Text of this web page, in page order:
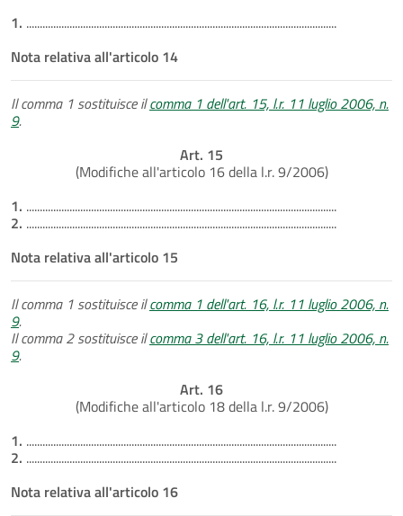
1. ...................................................................................................................
Nota relativa all'articolo 14
Il comma 1 sostituisce ilcomma 1 dell'art. 15, l.r. 11 luglio 2006, n.
9.
Art. 15
(Modifiche all'articolo 16 della l.r. 9/2006)
1. ...................................................................................................................
2. ...................................................................................................................
Nota relativa all'articolo 15
Il comma 1 sostituisce ilcomma 1 dell'art. 16, l.r. 11 luglio 2006, n.
9.
Il comma 2 sostituisce ilcomma 3 dell'art. 16, l.r. 11 luglio 2006, n.
9.
Art. 16
(Modifiche all'articolo 18 della l.r. 9/2006)
1. ...................................................................................................................
2. ...................................................................................................................
Nota relativa all'articolo 16